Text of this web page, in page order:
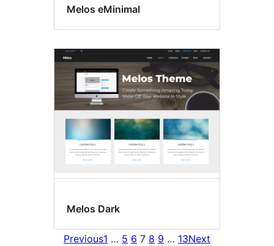
Melos eMinimal
Melos Dark
Previous1 … 5 6 7 8 9 … 13Next